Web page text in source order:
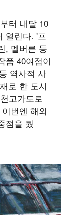
터 내달 10
열린다. '프
, 멜버른 등
품 40여점이
역사적 사
로 한 도시
고가도로
번엔 해외
점을 뒀